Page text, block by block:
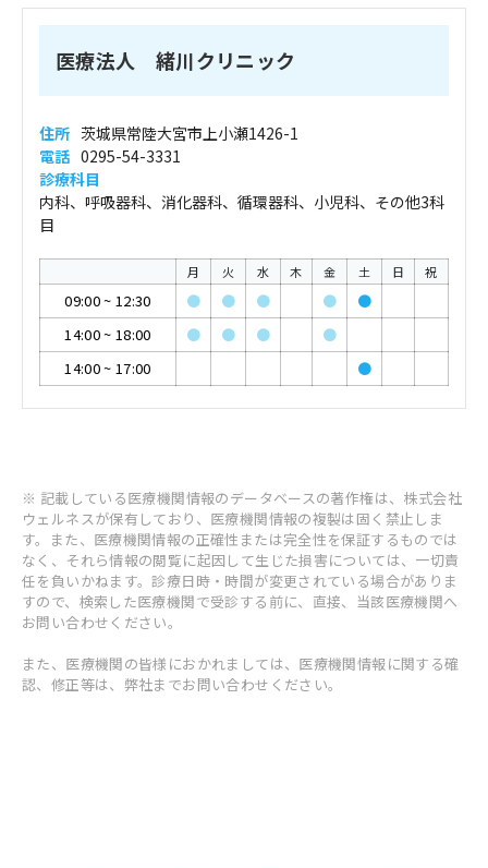
医療法人 緒川クリニック
住所 茨城県常陸大宮市上小瀬1426-1
電話 0295-54-3331
診療科目
内科、呼吸器科、消化器科、循環器科、小児科、その他3科
目
月 火 水 木 金 土 日 祝
09:00~ 12:30 ● ● ● ●
●
14:00~ 18:00 ● ● ●
●
14:00~ 17:00 ●
※ 記載している医療機関情報のデータベースの著作権は、株式会社
ウェルネスが保有しており、医療機関情報の複製は固く禁止しま
す。また、医療機関情報の正確性または完全性を保証するものでは
なく、それら情報の閲覧に起因して生じた損害については、一切責
任を負いかねます。診療日時・時間が変更されている場合がありま
すので、検索した医療機関で受診する前に、直接、当該医療機関へ
お問い合わせください。
また、医療機関の皆様におかれましては、医療機関情報に関する確
認、修正等は、弊社までお問い合わせください。